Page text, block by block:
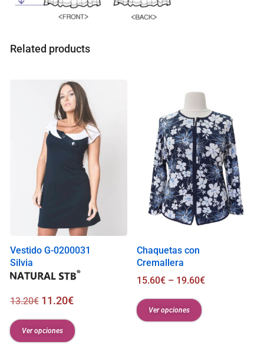
Related products
Vestido G-0200031
Silvia
13.20€ 11.20€
Ver opciones
Chaquetas con
Cremallera
15.60€ – 19.60€
Ver opciones